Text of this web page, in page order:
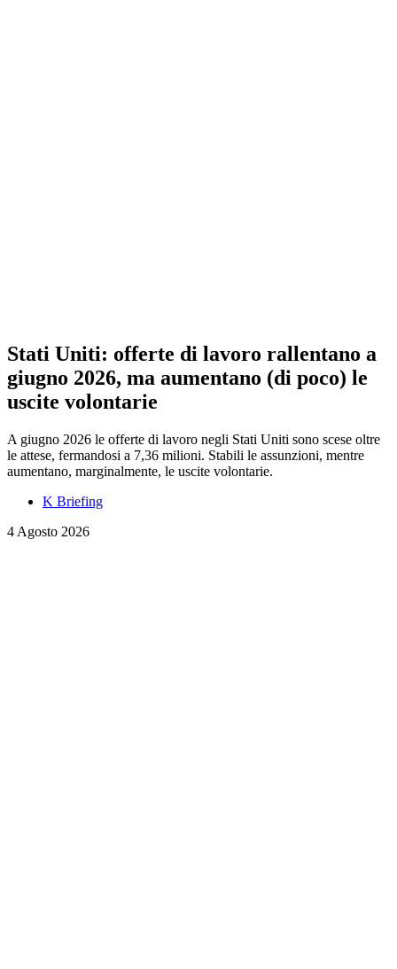
Stati Uniti: offerte di lavoro rallentano a
giugno 2026, ma aumentano (di poco) le
uscite volontarie
A giugno 2026 le offerte di lavoro negli Stati Uniti sono scese oltre
le attese, fermandosi a 7,36 milioni. Stabili le assunzioni, mentre
aumentano, marginalmente, le uscite volontarie.
K Briefing
4 Agosto 2026